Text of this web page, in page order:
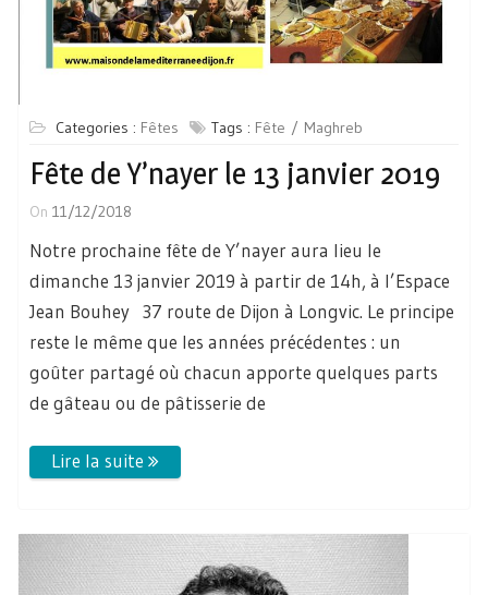
Categories : Fêtes Tags : Fête Maghreb
Fête de Y’nayer le 13 janvier 2019
On 11/12/2018
Notre prochaine fête de Y’nayer aura lieu le
dimanche 13 janvier 2019 à partir de 14h, à l’Espace
Jean Bouhey 37 route de Dijon à Longvic. Le principe
reste le même que les années précédentes : un
goûter partagé où chacun apporte quelques parts
de gâteau ou de pâtisserie de